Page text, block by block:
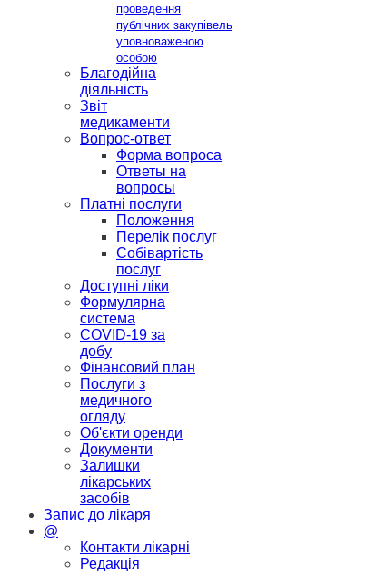
проведення
публічних закупівель
уповноваженою
особою
Благодійна
діяльність
Звіт
медикаменти
Вопрос-ответ
Форма вопроса
Ответы на
вопросы
Платні послуги
Положення
Перелік послуг
Собівартість
послуг
Доступні ліки
Формулярна
система
COVID-19 за
добу
Фінансовий план
Послуги з
медичного
огляду
Об'єкти оренди
Документи
Залишки
лікарських
засобів
Запис до лікаря
@
Контакти лікарні
Редакція